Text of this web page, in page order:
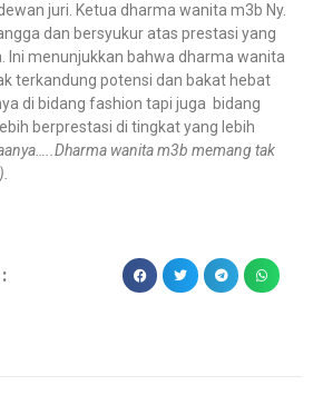
juri. Ketua dharma wanita m3b Ny.
dan bersyukur atas prestasi yang
Ini menunjukkan bahwa dharma wanita
terkandung potensi dan bakat hebat
di bidang fashion tapi juga bidang
berprestasi di tingkat yang lebih
wanita m3b memang tak